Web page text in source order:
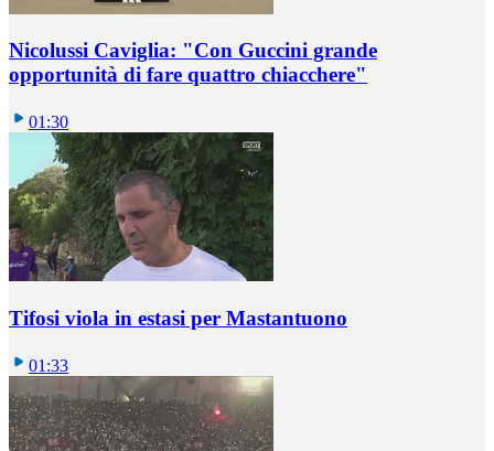
Nicolussi Caviglia: "Con Guccini grande
opportunità di fare quattro chiacchere"
01:30
Tifosi viola in estasi per Mastantuono
01:33